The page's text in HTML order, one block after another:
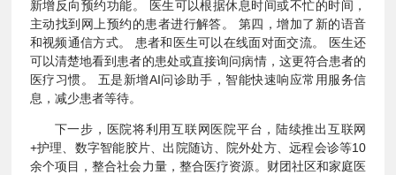
新增反向预约功能。 医生可以根据休息时间或不忙的时间，
主动找到网上预约的患者进行解答。 第四，增加了新的语音
和视频通信方式。 患者和医生可以在线面对面交流。 医生还
可以清楚地看到患者的患处或直接询问病情，这更符合患者的
医疗习惯。 五是新增AI问诊助手，智能快速响应常用服务信
息，减少患者等待。
下一步，医院将利用互联网医院平台，陆续推出互联网
+护理、数字智能胶片、出院随访、院外处方、远程会诊等10
余个项目，整合社会力量，整合医疗资源。财团社区和家庭医